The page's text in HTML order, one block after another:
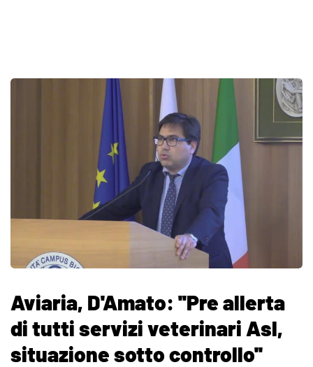
Aviaria, D'Amato: ''Pre allerta
di tutti servizi veterinari Asl,
situazione sotto controllo''